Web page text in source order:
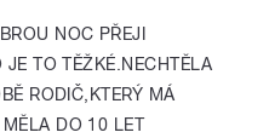
NOC PŘEJI
TO TĚŽKÉ.NECHTĚLA
RODIČ,KTERÝ MÁ
DO 10 LET